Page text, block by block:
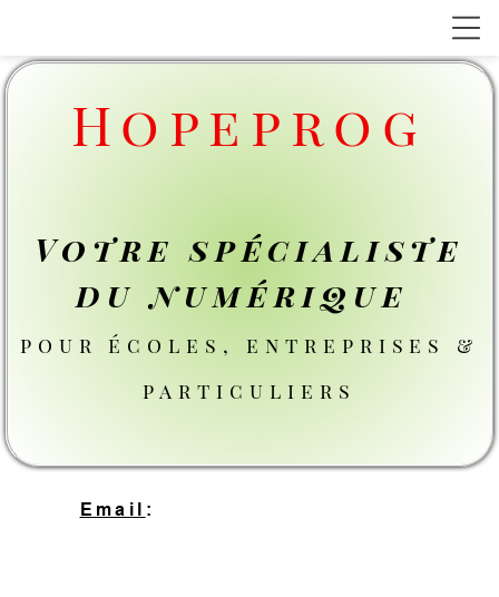
Hopeprog
Votre spécialiste
du numérique
pour écoles, entreprises &
particuliers
Email :